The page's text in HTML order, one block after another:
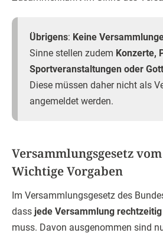
Übrigens: Keine
Sinne stellen zudem Konzerte,
Sportveranstaltungen oder
Diese müssen daher nicht als
angemeldet werden.
Versammlungsgesetz
Wichtige Vorgaben
Im Versammlungsgesetz des
dass jede Versammlung
muss. Davon ausgenommen sind